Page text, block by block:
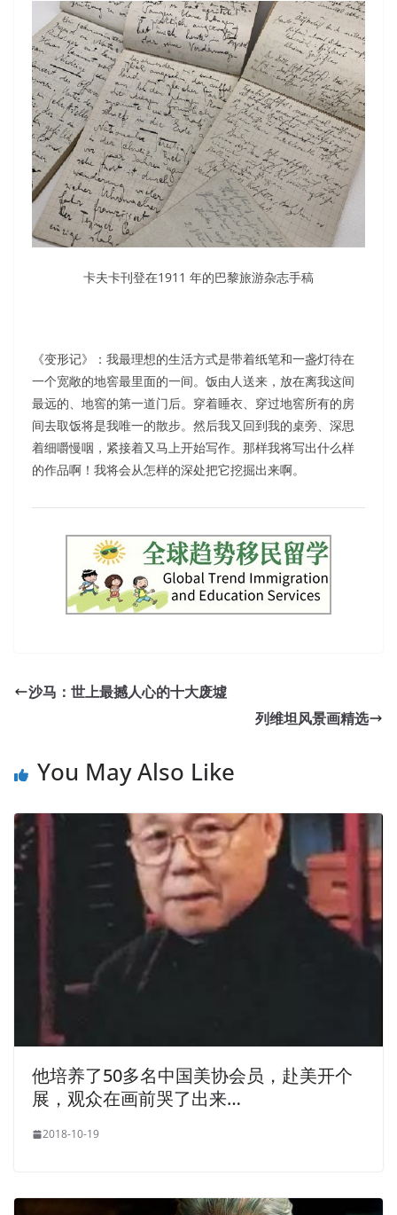
卡夫卡刊登在1911 年的巴黎旅游杂志手稿
《变形记》：我最理想的生活方式是带着纸笔和一盏灯待在
一个宽敞的地窖最里面的一间。饭由人送来，放在离我这间
最远的、地窖的第一道门后。穿着睡衣、穿过地窖所有的房
间去取饭将是我唯一的散步。然后我又回到我的桌旁、深思
着细嚼慢咽，紧接着又马上开始写作。那样我将写出什么样
的作品啊！我将会从怎样的深处把它挖掘出来啊。
沙马：世上最撼人心的十大废墟
列维坦风景画精选
You May Also Like
他培养了50多名中国美协会员，赴美开个
展，观众在画前哭了出来…
2018-10-19